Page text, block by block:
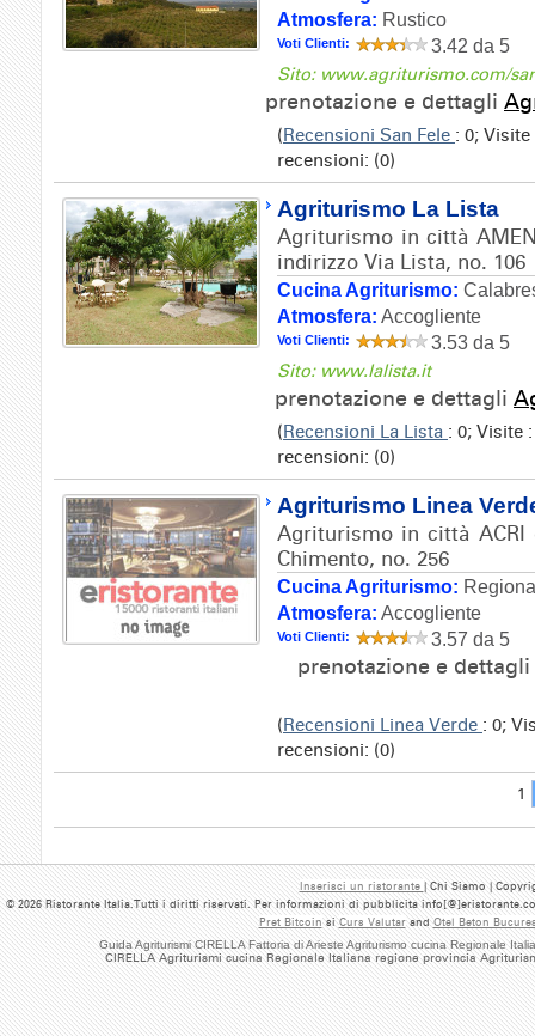
Guida Agriturismi CIRELLA Fattoria di Arieste Agriturismo cucina Regionale
CIRELLA Agriturismi cucina Regionale Italiana regione provincia
Atmosfera: Rustico
Voti Clienti: 3.42 da 5
Sito: www.agriturismo.com/
prenotazione e dettagli
(Recensioni San Fele : 0;
recensioni: (0)
Agriturismo La Lista
Agriturismo in città
indirizzo Via Lista, no. 106
Cucina Agriturismo:
Atmosfera: Accogliente
Voti Clienti: 3.53 da 5
Sito: www.lalista.it
prenotazione e dettagli
(Recensioni La Lista : 0; Visite
recensioni: (0)
Agriturismo Linea
Agriturismo in città ACRI
Chimento, no. 256
Cucina Agriturismo:
Atmosfera: Accogliente
Voti Clienti: 3.57 da 5
prenotazione e dettagli
(Recensioni Linea Verde : 0;
recensioni: (0)
1
Inserisci un ristorante | Chi Siamo |
© 2026 Ristorante Italia.Tutti i diritti riservati. Per informazioni di pubblicita
Pret BitcoinsiCurs ValutarandOtel Beton